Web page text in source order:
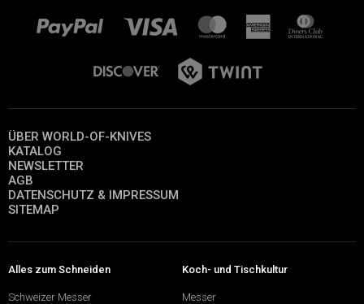
ÜBER WORLD-OF-KNIVES
KATALOG
NEWSLETTER
AGB
DATENSCHUTZ & IMPRESSUM
SITEMAP
Alles zum Schneiden
Schweizer Messer
Koch- und Tischkultur
Messer